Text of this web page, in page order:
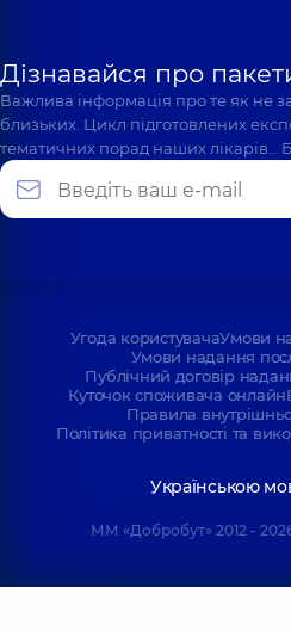
Дізнавайся про
Важлива інформація про те як не
близьких. Цикл підготовлених
тематичних порад наших лікарів…
Угода користувачаУмови
Умови надання
Публічний договір
Куточок споживача онлайн
Правила
Політика приватності та
Українською
ММ «Добробут» 2012 -